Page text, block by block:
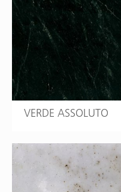
VERDE ASSOLUTO